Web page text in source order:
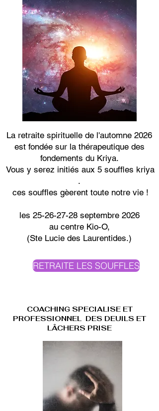
La retraite spirituelle de l'automne 2026
est fondée sur la thérapeutique des
fondements du Kriya.
Vous y serez initiés aux 5 souffles kriya
.
ces souffles gèerent toute notre vie !
les 25-26-27-28septembre 2026
au centre Kio-O,
(Ste Lucie des Laurentides.)
RETRAITE LES SOUFFLES
COACHING SPECIALISE ET
PROFESSIONNEL DES DEUILS ET
LÂCHERS PRISE